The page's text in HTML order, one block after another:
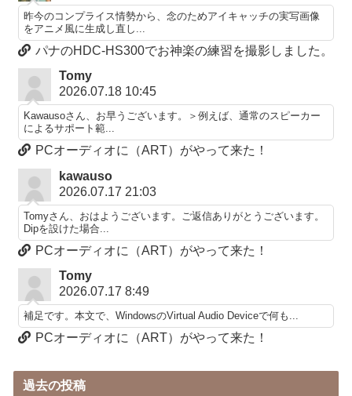
昨今のコンプライス情勢から、念のためアイキャッチの実写画像
をアニメ風に生成し直し...
パナのHDC-HS300でお神楽の練習を撮影しました。
Tomy
2026.07.18 10:45
Kawausoさん、お早うございます。＞例えば、通常のスピーカー
によるサポート範...
PCオーディオに（ART）がやって来た！
kawauso
2026.07.17 21:03
Tomyさん、おはようございます。ご返信ありがとうございます。
Dipを設けた場合...
PCオーディオに（ART）がやって来た！
Tomy
2026.07.17 8:49
補足です。本文で、WindowsのVirtual Audio Deviceで何も...
PCオーディオに（ART）がやって来た！
過去の投稿